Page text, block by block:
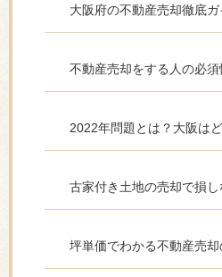
大阪府の不動産売却徹底ガ
不動産売却をする人の必須
2022年問題とは？大阪は
古家付き土地の売却で損し
坪単価でわかる不動産売